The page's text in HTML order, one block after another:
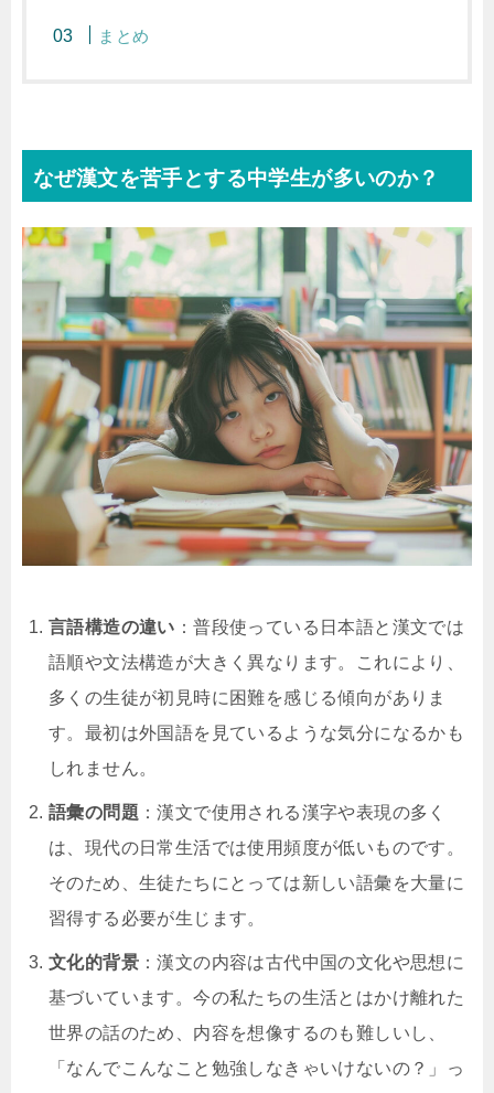
まとめ
なぜ漢文を苦手とする中学生が多いのか？
言語構造の違い ：普段使っている日本語と漢文では
語順や文法構造が大きく異なります。これにより、
多くの生徒が初見時に困難を感じる傾向がありま
す。最初は外国語を見ているような気分になるかも
しれません。
語彙の問題 ：漢文で使用される漢字や表現の多く
は、現代の日常生活では使用頻度が低いものです。
そのため、生徒たちにとっては新しい語彙を大量に
習得する必要が生じます。
文化的背景 ：漢文の内容は古代中国の文化や思想に
基づいています。今の私たちの生活とはかけ離れた
世界の話のため、内容を想像するのも難しいし、
「なんでこんなこと勉強しなきゃいけないの？」っ